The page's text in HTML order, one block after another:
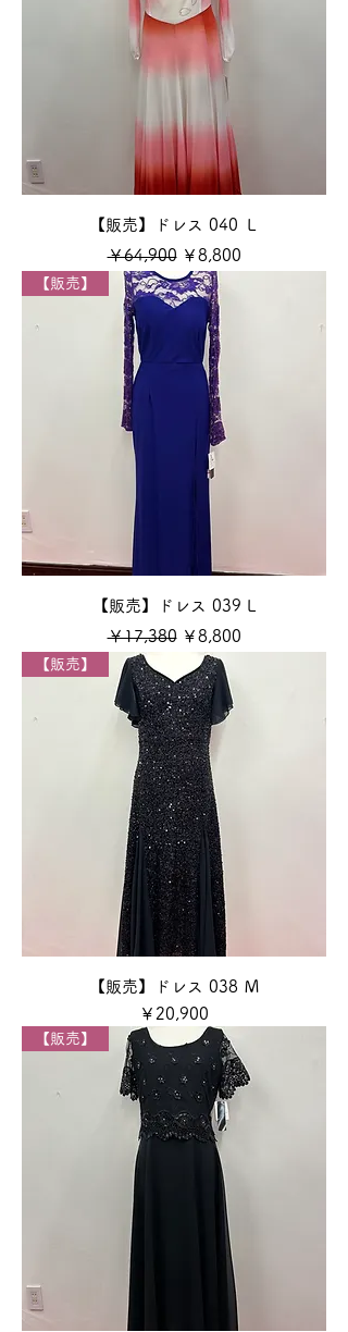
【販売】ドレス 040 Ｌ
通常価格
￥64,900 セール価格
￥8,800
【販売】
【販売】ドレス 039 L
通常価格
￥17,380 セール価格
￥8,800
【販売】
【販売】ドレス 038 Ｍ
価格
￥20,900
【販売】